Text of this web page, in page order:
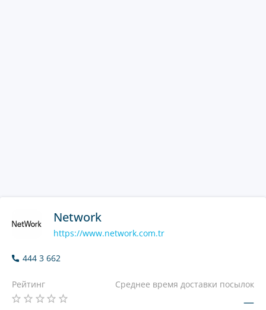
Network
https://www.network.com.tr
444 3 662
Рейтинг Среднее время доставки посылок
—